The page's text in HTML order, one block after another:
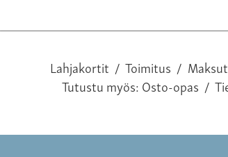
Lahjakortit / Toimitus /
Tutustu myös:Osto-opas /